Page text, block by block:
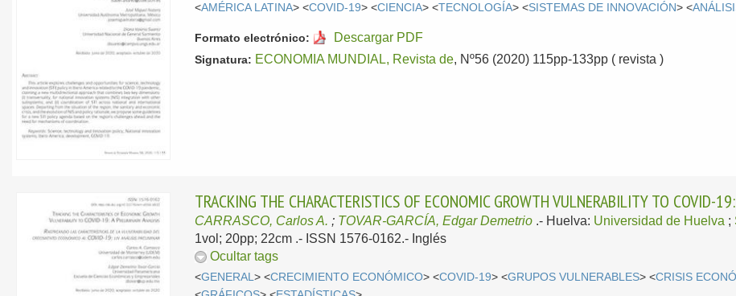
<AMÉRICA LATINA> <COVID-19> <CIENCIA> <TECNOLOGÍA> <SISTEMAS DE INNOVACIÓN> <
Formato electrónico: Descargar PDF
Signatura: ECONOMIA MUNDIAL, Revista de, Nº56 (2020) 115pp-133pp ( revista )
TRACKING THE CHARACTERISTICS OF ECONOMIC GROWTH VULNERABILITY TO COVID-
CARRASCO, Carlos A. ; TOVAR-GARCÍA, Edgar Demetrio .- Huelva: Universidad de Huelva ;
1vol; 20pp; 22cm .- ISSN 1576-0162.- Inglés
Ocultar tags
<GENERAL> <CRECIMIENTO ECONÓMICO> <COVID-19> <GRUPOS VULNERABLES> <CRISIS